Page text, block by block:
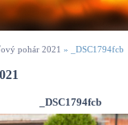
pohár 2021 » _DSC1794fcb
_DSC1794fcb